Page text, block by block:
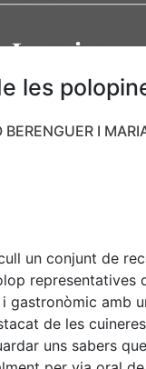
les
BERENGUER I
un conjunt de
representatives
gastronòmic amb
de les
uns sabers que